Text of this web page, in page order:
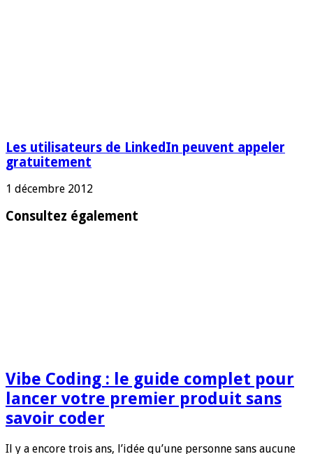
Les utilisateurs de LinkedIn peuvent appeler
gratuitement
1 décembre 2012
Consultez également
Vibe Coding : le guide complet pour
lancer votre premier produit sans
savoir coder
Il y a encore trois ans, l’idée qu’une personne sans aucune